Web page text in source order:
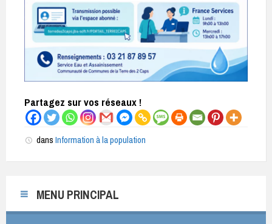
Partagez sur vos réseaux !
dans Information à la population
MENU PRINCIPAL